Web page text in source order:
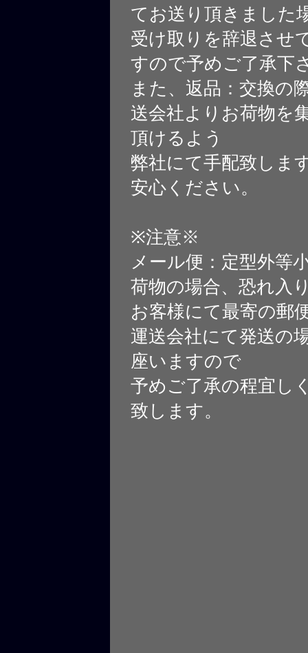
てお送り頂きました
受け取りを辞退させ
すので予めご了承下
また、返品：交換の
送会社よりお荷物を
頂けるよう
弊社にて手配致しま
安心ください。
※注意※
メール便：定型外等
荷物の場合、恐れ入
お客様にて最寄の郵
運送会社にて発送の
座いますので
予めご了承の程宜し
致します。